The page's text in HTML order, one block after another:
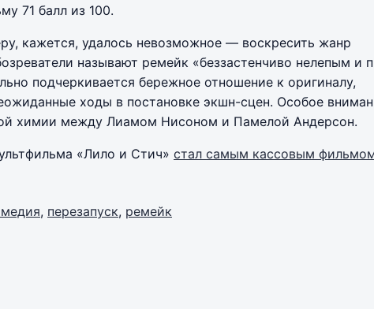
71 балл из 100.
кажется, удалось невозможное — воскресить жанр
называют ремейк «беззастенчиво нелепым и
подчеркивается бережное отношение к оригиналу,
ходы в постановке экшн-сцен. Особое
химии между Лиамом Нисоном и Памелой Андерсон.
«Лило и Стич» стал самым кассовым
, перезапуск, ремейк